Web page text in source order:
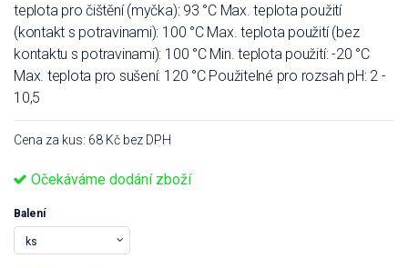
teplota pro čištění (myčka): 93 °C Max. teplota použití
(kontakt s potravinami): 100 °C Max. teplota použití (bez
kontaktu s potravinami): 100 °C Min. teplota použití: -20 °C
Max. teplota pro sušení: 120 °C Použitelné pro rozsah pH: 2 -
10,5
Cena za kus: 68 Kč bez DPH
Očekáváme dodání zboží
Balení